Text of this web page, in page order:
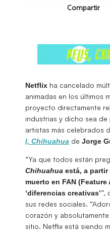
Compartir
Netflix ha cancelado
animadas en los últimos
proyecto directamente
industrias y dicho sea
artistas más celebrados
I, Chihuahua de Jorge
“Ya que todos están
Chihuahua está, a
muerto en FAN
‘diferencias creativas’”,
sus redes sociales.
corazón y
sitio. Netflix está siendo